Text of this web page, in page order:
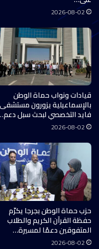
2026-08-02
قيادات ونواب حماة الوطن
بالإسماعيلية يزورون مستشفى
فايد التخصصي لبحث سبل
2026-08-02
حزب حماة الوطن بجرجا يكرّم
حفظة القرآن الكريم والطلاب
المتفوقين دعمًا لمسيرة…
2026-08-02